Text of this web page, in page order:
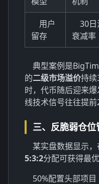
用户
留存
30
衰减率
典型案例是
的二级市场溢价持
时，代币随后迎来
线技术信号往往提前
三、反脆弱仓
某实盘数据显示
5:3:2分配可获得最
50%配置头部项目